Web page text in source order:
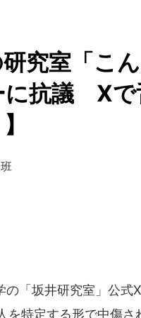
究室「こ
に抗議 Xで
の「坂井研究室」公式
を特定する形で中傷